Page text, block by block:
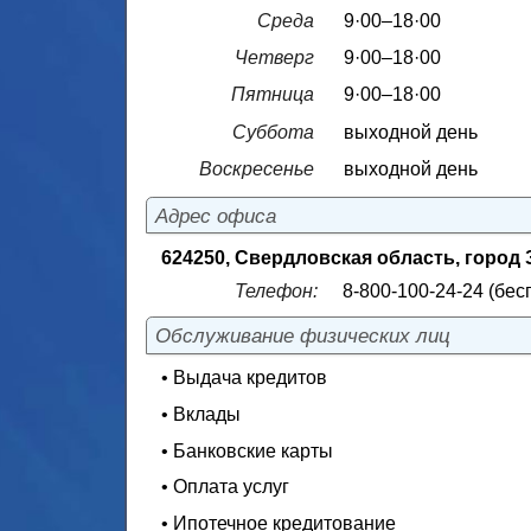
Среда
9·00–18·00
Четверг
9·00–18·00
Пятница
9·00–18·00
Суббота
выходной день
Воскресенье
выходной день
Адрес офиса
624250, Свердловская область,
Телефон:
8-800-100-24-24
Обслуживание физических лиц
• Выдача кредитов
• Вклады
• Банковские карты
• Оплата услуг
• Ипотечное кредитование